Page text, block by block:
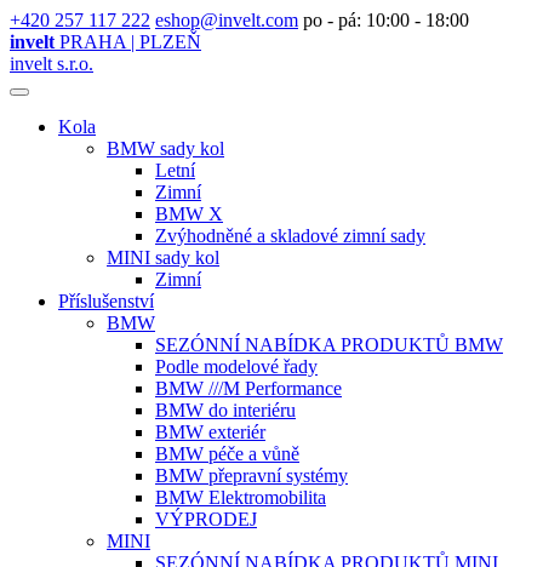
+420 257 117 222 eshop@invelt.com po - pá: 10:00 - 18:00
invelt PRAHA | PLZEŇ
invelt s.r.o.
Kola
BMW sady kol
Letní
Zimní
BMW X
Zvýhodněné a skladové zimní sady
MINI sady kol
Zimní
Příslušenství
BMW
SEZÓNNÍ NABÍDKA PRODUKTŮ BMW
Podle modelové řady
BMW ///M Performance
BMW do interiéru
BMW exteriér
BMW péče a vůně
BMW přepravní systémy
BMW Elektromobilita
VÝPRODEJ
MINI
SEZÓNNÍ NABÍDKA PRODUKTŮ MINI